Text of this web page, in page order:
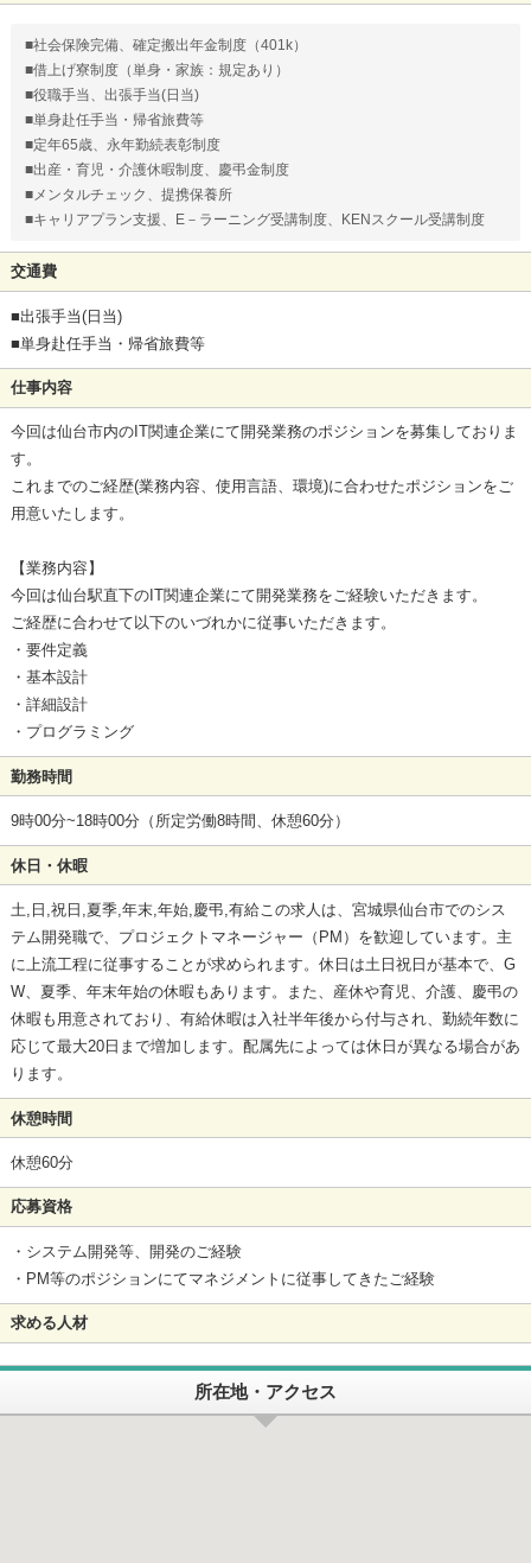
■社会保険完備、確定搬出年金制度（401k）
■借上げ寮制度（単身・家族：規定あり）
■役職手当、出張手当(日当)
■単身赴任手当・帰省旅費等
■定年65歳、永年勤続表彰制度
■出産・育児・介護休暇制度、慶弔金制度
■メンタルチェック、提携保養所
■キャリアプラン支援、E－ラーニング受講制度、KENスクール受講制度
交通費
■出張手当(日当)
■単身赴任手当・帰省旅費等
仕事内容
今回は仙台市内のIT関連企業にて開発業務のポジションを募集しておりま
す。
これまでのご経歴(業務内容、使用言語、環境)に合わせたポジションをご
用意いたします。
【業務内容】
今回は仙台駅直下のIT関連企業にて開発業務をご経験いただきます。
ご経歴に合わせて以下のいづれかに従事いただきます。
・要件定義
・基本設計
・詳細設計
・プログラミング
勤務時間
9時00分~18時00分（所定労働8時間、休憩60分）
休日・休暇
土,日,祝日,夏季,年末,年始,慶弔,有給この求人は、宮城県仙台市でのシス
テム開発職で、プロジェクトマネージャー（PM）を歓迎しています。主
に上流工程に従事することが求められます。休日は土日祝日が基本で、G
W、夏季、年末年始の休暇もあります。また、産休や育児、介護、慶弔の
休暇も用意されており、有給休暇は入社半年後から付与され、勤続年数に
応じて最大20日まで増加します。配属先によっては休日が異なる場合があ
ります。
休憩時間
休憩60分
応募資格
・システム開発等、開発のご経験
・PM等のポジションにてマネジメントに従事してきたご経験
求める人材
所在地・アクセス